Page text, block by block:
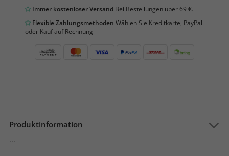
Immer kostenloser Versand Bei Bestellungen über 69 €.
Flexible Zahlungsmethoden Wählen Sie Kreditkarte, PayPal
oder Kauf auf Rechnung
Produktinformation
...